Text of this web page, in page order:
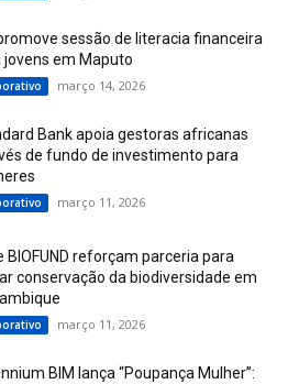
sessão de literacia financeira
jovens em Maputo
março 14, 2026
Bank apoia gestoras africanas
de fundo de investimento para
março 11, 2026
BIOFUND reforçam parceria para
conservação da biodiversidade em
março 11, 2026
BIM lança “Poupança Mulher”: